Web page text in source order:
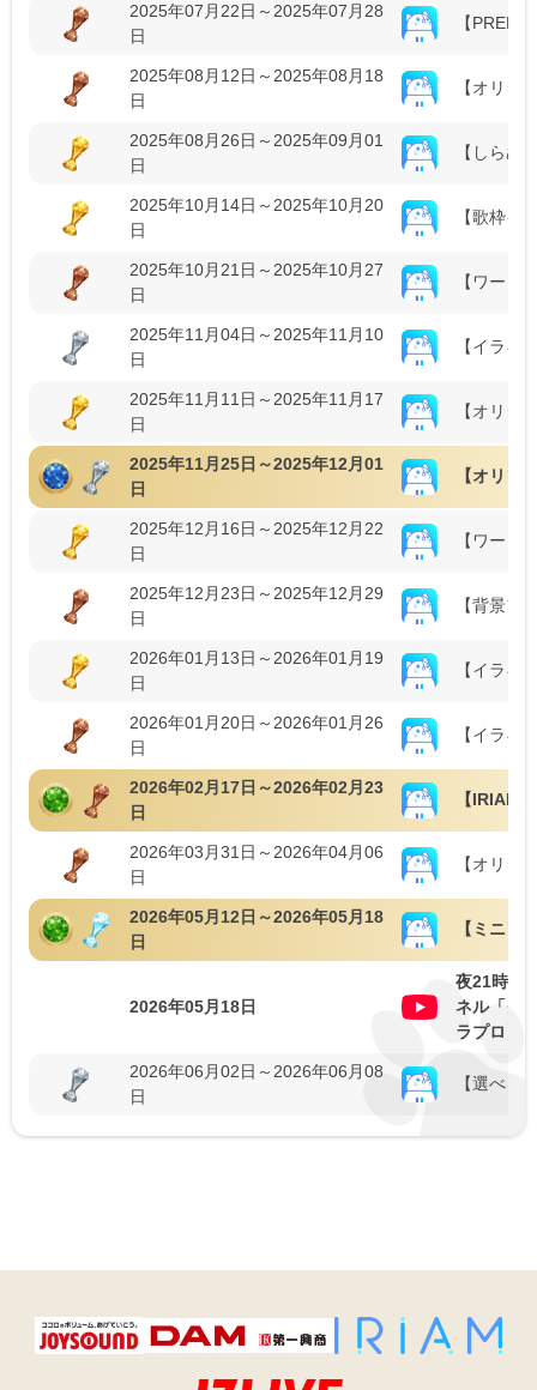
2025年07月22日～2025年07月28
日
【
2025年08月12日～2025年08月18
日
【オリジ
2025年08月26日～2025年09月01
日
【しらぬ
2025年10月14日～2025年10月20
日
【歌枠イ
2025年10月21日～2025年10月27
日
【ワード
2025年11月04日～2025年11月10
日
【イラギ
2025年11月11日～2025年11月17
日
【オリジ
2025年11月25日～2025年12月01
日
【オリソ
2025年12月16日～2025年12月22
日
【ワード
2025年12月23日～2025年12月29
日
【背景フ
2026年01月13日～2026年01月19
日
【イラギ
2026年01月20日～2026年01月26
日
【イラギ
2026年02月17日～2026年02月23
日
【IRIAM
2026年03月31日～2026年04月06
日
【オリジ
2026年05月12日～2026年05月18
日
【ミニソ
2026年05月18日
夜21時～
ネル「ク
ラプロ】
2026年06月02日～2026年06月08
日
【選べる